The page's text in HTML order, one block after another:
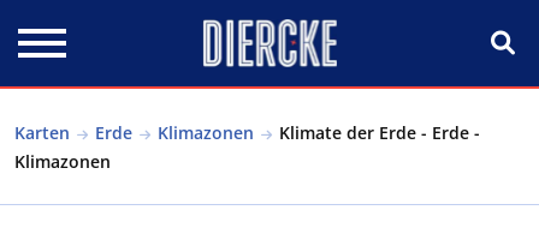
Karten Erde Klimazonen
Klimate der Erde - Erde -
Klimazonen